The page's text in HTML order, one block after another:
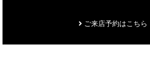
ご来店予約はこちら